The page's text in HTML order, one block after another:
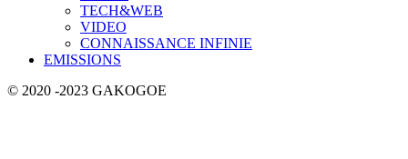
TECH&WEB
VIDEO
CONNAISSANCE INFINIE
EMISSIONS
© 2020 -2023 GAKOGOE